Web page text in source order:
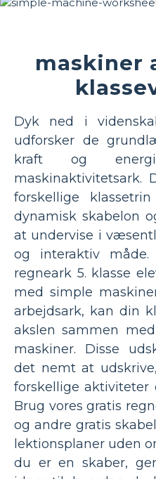
maskiner
Dyk ned i
udforsker de
kraft og
maskinaktivitetsark.
forskellige
dynamisk skabelon
at undervise i
og interaktiv
regneark 5. klasse
med simple
arbejdsark, kan din
akslen sammen
maskiner. Disse
det nemt at
forskellige aktiviteter
Brug vores gratis
og andre gratis
lektionsplaner uden
du er en skaber,